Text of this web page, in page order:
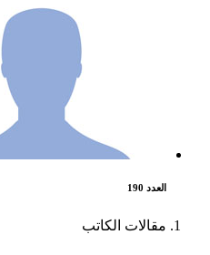
العدد 190
مقالات الكاتب